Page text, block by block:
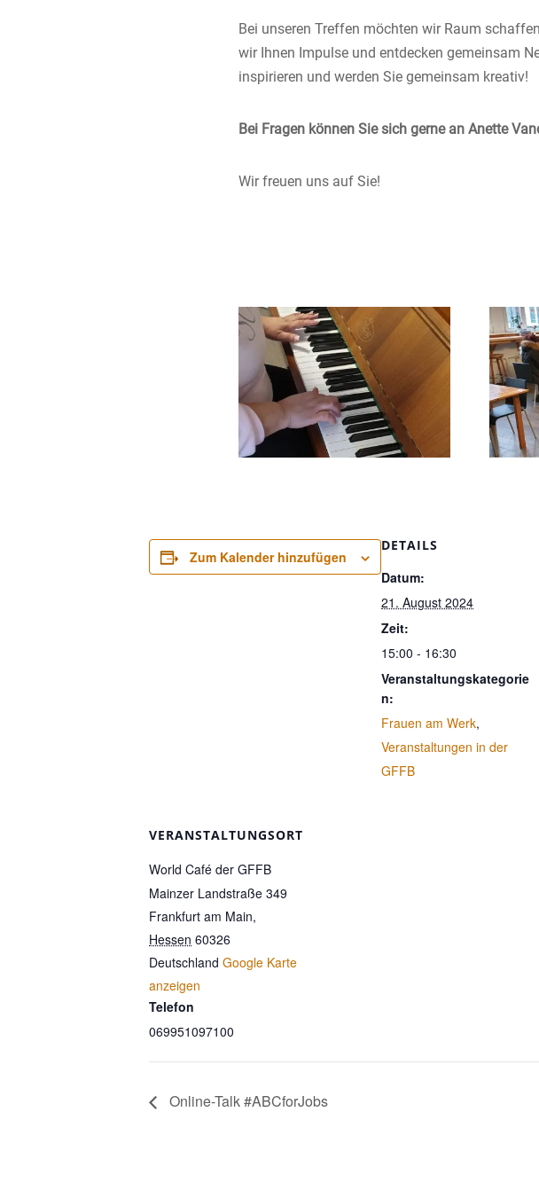
Bei unseren Treffen möchten wir Raum
wir Ihnen Impulse und entdecken gemeinsam
inspirieren und werden Sie gemeinsam kreativ!
Bei Fragen können Sie sich gerne an Anette
Wir freuen uns auf Sie!
Zum Kalender hinzufügen
DETAILS
Datum:
21. August 2024
Zeit:
15:00 - 16:30
Veranstaltungskategorie
n:
Frauen am Werk,
Veranstaltungen in der
GFFB
VERANSTALTUNGSORT
World Café der GFFB
Mainzer Landstraße 349
Frankfurt am Main,
Hessen 60326
Deutschland Google Karte
anzeigen
Telefon
069951097100
Online-Talk #ABCforJobs